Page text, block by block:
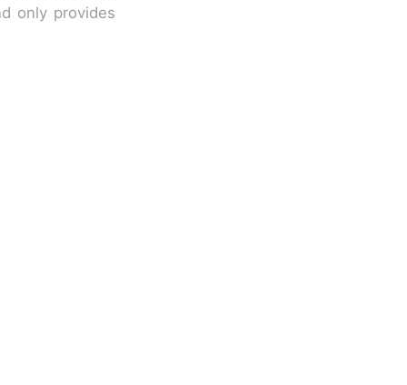
only provides